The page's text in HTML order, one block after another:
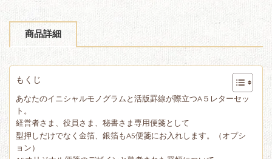
商品詳細
もくじ
あなたのイニシャルモノグラムと活版罫線が際立つA５レターセッ
ト。
経営者さま、役員さま、秘書さま専用便箋として
型押しだけでなく金箔、銀箔もA5便箋にお入れします。（オプシ
ョン）